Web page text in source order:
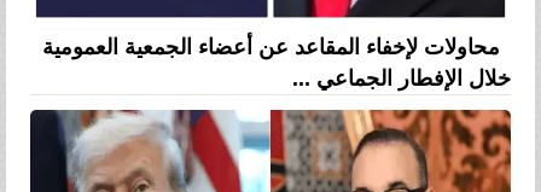
محاولات لإخفاء المقاعد عن أعضاء الجمعية العمومية
خلال الإفطار الجماعي ...